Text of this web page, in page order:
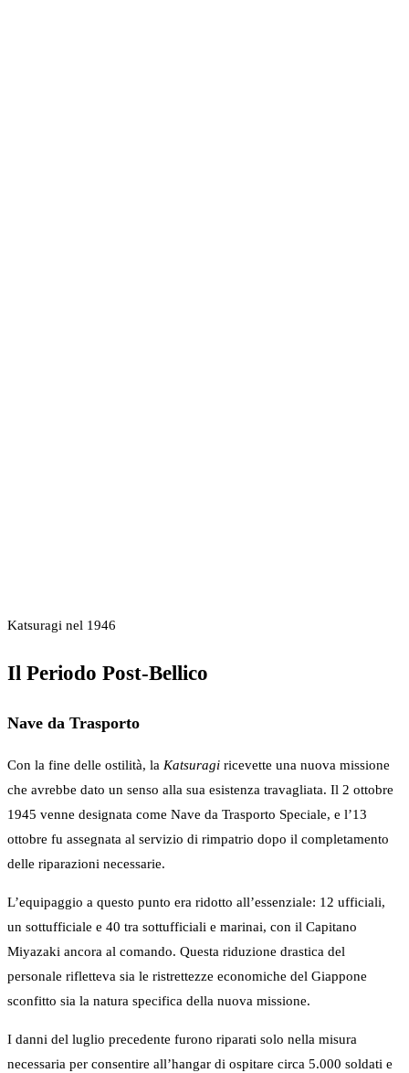
Katsuragi nel 1946
Il Periodo Post-Bellico
Nave da Trasporto
Con la fine delle ostilità, la Katsuragi ricevette una nuova missione
che avrebbe dato un senso alla sua esistenza travagliata. Il 2 ottobre
1945 venne designata come Nave da Trasporto Speciale, e l’13
ottobre fu assegnata al servizio di rimpatrio dopo il completamento
delle riparazioni necessarie.
L’equipaggio a questo punto era ridotto all’essenziale: 12 ufficiali,
un sottufficiale e 40 tra sottufficiali e marinai, con il Capitano
Miyazaki ancora al comando. Questa riduzione drastica del
personale rifletteva sia le ristrettezze economiche del Giappone
sconfitto sia la natura specifica della nuova missione.
I danni del luglio precedente furono riparati solo nella misura
necessaria per consentire all’hangar di ospitare circa 5.000 soldati e